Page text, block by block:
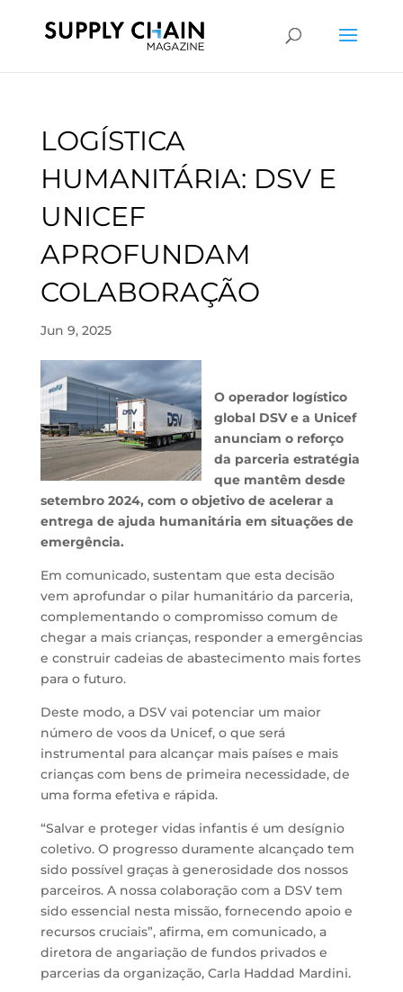
LOGÍSTICA
HUMANITÁRIA: DSV E
UNICEF
APROFUNDAM
COLABORAÇÃO
Jun 9, 2025
O operador logístico
global DSV e a Unicef
anunciam o reforço
da parceria estratégia
que mantêm desde
setembro 2024, com o objetivo de acelerar a
entrega de ajuda humanitária em situações de
emergência.
Em comunicado, sustentam que esta decisão
vem aprofundar o pilar humanitário da parceria,
complementando o compromisso comum de
chegar a mais crianças, responder a emergências
e construir cadeias de abastecimento mais fortes
para o futuro.
Deste modo, a DSV vai potenciar um maior
número de voos da Unicef, o que será
instrumental para alcançar mais países e mais
crianças com bens de primeira necessidade, de
uma forma efetiva e rápida.
“Salvar e proteger vidas infantis é um desígnio
coletivo. O progresso duramente alcançado tem
sido possível graças à generosidade dos nossos
parceiros. A nossa colaboração com a DSV tem
sido essencial nesta missão, fornecendo apoio e
recursos cruciais”, afirma, em comunicado, a
diretora de angariação de fundos privados e
parcerias da organização, Carla Haddad Mardini.